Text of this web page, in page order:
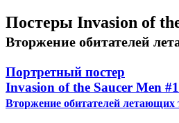
Постеры Invasion of
Вторжение обитателей
Портретный постер
Invasion of the Saucer Men
Вторжение обитателей летающих